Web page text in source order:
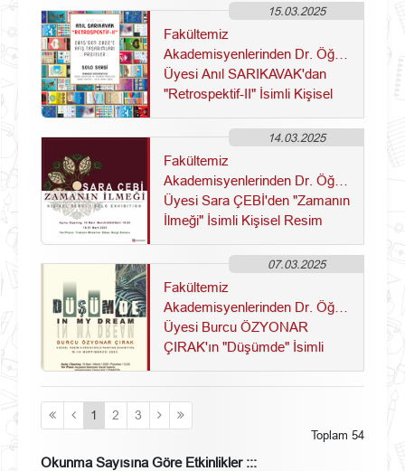
15.03.2025
Fakültemiz
Akademisyenlerinden Dr. Öğr.
Üyesi Anıl SARIKAVAK'dan
"Retrospektif-II" İsimli Kişisel
14.03.2025
Fakültemiz
Akademisyenlerinden Dr. Öğr.
Üyesi Sara ÇEBİ'den "Zamanın
İlmeği" İsimli Kişisel Resim
07.03.2025
Fakültemiz
Akademisyenlerinden Dr. Öğr.
Üyesi Burcu ÖZYONAR
ÇIRAK'ın "Düşümde" İsimli
1 2
3
Toplam 54
Okunma Sayısına GöreEtkinlikler :::